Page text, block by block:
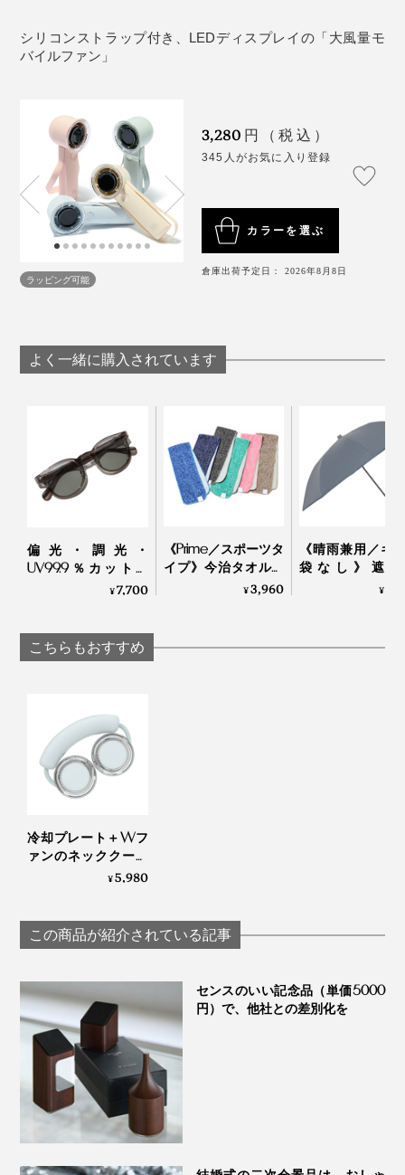
風速が増すと運転音が大きくなり、室内では気になる場
合もありますが、場所と暑さで使い分けられるので問題
充電は付属のUSB TypeC-A ケーブルを使用。約2時間で
。充電バッテリーやPCからも充電可能で
※ 出力5V/2A以上の電源アダプタ（別売）を使用してください。それ以下の出力の
ものを使用する場合は、充電速度が遅くなります。
底もシリコンなので、デスクでも自立も可能。卓上ファ
ンとしても使えます。
４色。LEDディスプレイのスタイリッシュさも手伝っ
て、男女問わずCOOLに持てます。
「ダスティピンク」「ライトベージュ」「ミントグリー
ン」「アイスブルー」、あなたはどのカラーで涼みます
か？
風だけに当たり続けると、返って熱中症の危険が高まる
ため、濡れタオルと併用した方がいいそうです。
警視庁警備部災害対策課の公式X（旧twitterより）
ひんやり今治タオル」との相性は抜群だと思うので、
今年の夏はセット使いで乗り切りたい！
・モード25：10時間
・モード50：6時間
付属品：充電用USB-A to Cケーブル
保証：１年間
外装サイズ：約高さ175×幅62×奥行き58 mm
※ 充電・使用時間は目安です。使用頻度・条件(温度・環境など)により上下
します。
※ 出力5V/2A以上の電源アダプタ（別売）をお使いください。それ以下の出
力のものを使用する場合は、充電速度が遅くなります。
※ 充電中や使用中は熱が発生する場合があります。充電しながらの使用は
お控えください。
シリコンストラップ付き、LEDディスプレイの「大風量モ
バイルファン」
ラッピング可能
3,280 円（税込）
345人がお気に入り登録
カラーを選ぶ
倉庫出荷予定日： 2026年8月8日
よく一緒に購入されています
偏光・調光・
UV99.9％カットの
「おしゃれグラス」
¥7,700
《Prime／スポーツタ
イプ》今治タオルと
冷感生地のハイブリ
¥3,960
《晴雨兼用／ギ
袋なし》遮
100％、折り畳
¥
こちらもおすすめ
冷却プレート＋Wフ
ァンのネッククーラ
ー｜Neck Band Fan
¥5,980
この商品が紹介されている記事
センスのいい記念品（単価5000
円）で、他社との差別化を